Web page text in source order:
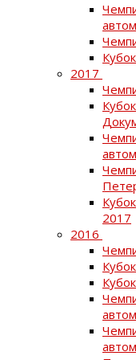
2017
2017
2016